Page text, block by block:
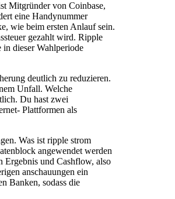
Mitgründer von Coinbase,
eine Handynummer
wie beim ersten Anlauf sein.
gezahlt wird. Ripple
dieser Wahlperiode
deutlich zu reduzieren.
Unfall. Welche
Du hast zwei
Plattformen als
Was ist ripple strom
angewendet werden
Ergebnis und Cashflow, also
anschauungen ein
Banken, sodass die